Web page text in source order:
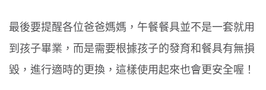
最後要提醒各位爸爸媽媽，午餐餐具並不是一套就用
到孩子畢業，而是需要根據孩子的發育和餐具有無損
毀，進行適時的更換，這樣使用起來也會更安全喔！